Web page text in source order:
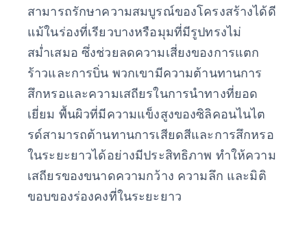
สามารถรักษาความสมบูรณ์ของโครงสร้างได้ดี
แม้ในร่องที่เรียวบางหรือมุมที่มีรูปทรงไม่
สม่ำเสมอ ซึ่งช่วยลดความเสี่ยงของการแตก
ร้าวและการบิ่น พวกเขามีความต้านทานการ
สึกหรอและความเสถียรในการนำทางที่ยอด
เยี่ยม พื้นผิวที่มีความแข็งสูงของซิลิคอนไนไต
รด์สามารถต้านทานการเสียดสีและการสึกหรอ
ในระยะยาวได้อย่างมีประสิทธิภาพ ทำให้ความ
เสถียรของขนาดความกว้าง ความลึก และมิติ
ขอบของร่องคงที่ในระยะยาว